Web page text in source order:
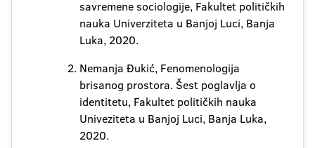
savremene sociologije, Fakultet političkih
nauka Univerziteta u Banjoj Luci, Banja
Luka, 2020.
Nemanja Đukić, Fenomenologija
brisanog prostora. Šest poglavlja o
identitetu, Fakultet političkih nauka
Univeziteta u Banjoj Luci, Banja Luka,
2020.